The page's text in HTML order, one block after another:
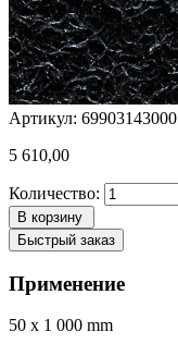
Артикул: 69903143000
5 610,00
Количество:
В корзину
Быстрый заказ
Применение
50 x 1 000 mm